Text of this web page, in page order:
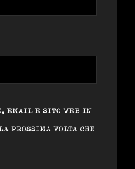
EMAIL E SITO WEB IN
PROSSIMA VOLTA CHE